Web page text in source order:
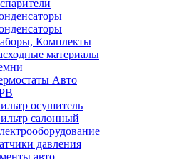
Комплекты
материалы
Авто
осушитель
салонный
давления
авто